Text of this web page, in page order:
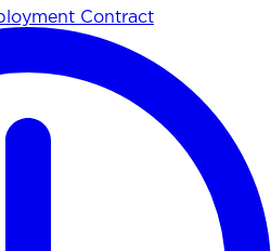
Contract